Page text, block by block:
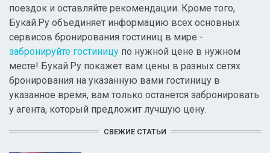
поездок и оставляйте рекомендации. Кроме того,
Букай.Ру объединяет информацию всех основных
сервисов бронирования гостиниц в мире -
забронируйте гостиницу по нужной цене в нужном
месте! Букай.Ру покажет вам цены в разных сетях
бронирования на указанную вами гостиницу в
указанное время, вам только останется забронировать
у агента, который предложит лучшую цену.
СВЕЖИЕ СТАТЬИ